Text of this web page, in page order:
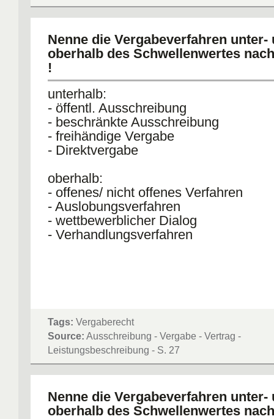
Nenne die Vergabeverfahren unter-
oberhalb des Schwellenwertes
!
unterhalb:
- öffentl. Ausschreibung
- beschränkte Ausschreibung
- freihändige Vergabe
- Direktvergabe
oberhalb:
- offenes/ nicht offenes Verfahren
- Auslobungsverfahren
- wettbewerblicher Dialog
- Verhandlungsverfahren
Tags: Vergaberecht
Source: Ausschreibung - Vergabe - Vertrag -
Leistungsbeschreibung - S. 27
Nenne die Vergabeverfahren unter-
oberhalb des Schwellenwertes